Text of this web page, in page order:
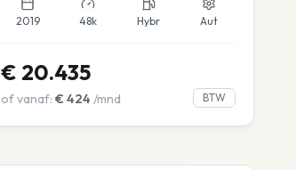
2019 48k Hybr Aut
€ 20.435
of vanaf: € 424 /mnd BTW